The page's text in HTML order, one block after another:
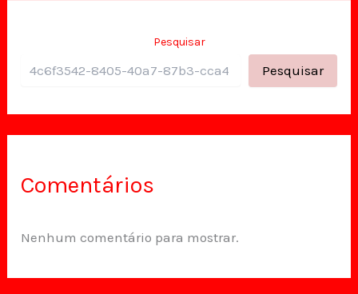
Pesquisar
Pesquisar
Comentários
Nenhum comentário para mostrar.